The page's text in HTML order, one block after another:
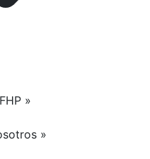
»
»